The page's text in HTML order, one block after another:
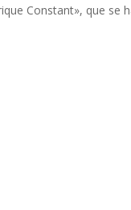
Constant», que se